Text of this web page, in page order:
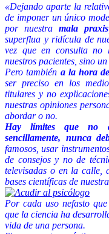
«Dejando aparte la
de imponer un único
por nuestra mala praxis
superflua y ridícula de
vez que en consulta no
nuestros pacientes, sino
Pero también a la hora
ser preciso en los
titulares y no
nuestras opiniones
abordar o no.
Hay límites que no
sencillamente, nunca
famosos, usar
de consejos y no de
televisadas o en la calle,
bases científicas de
Por cada uso nefasto
que la ciencia ha
vida de una persona.